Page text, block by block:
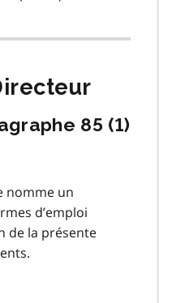
85 (1)
nomme un
d’emploi
de la présente